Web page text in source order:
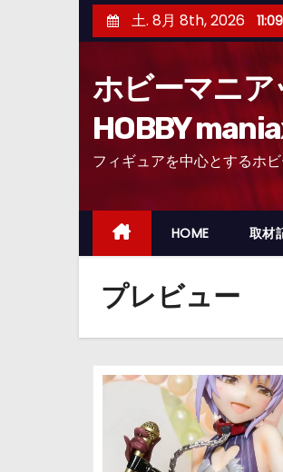
ン
ッ
土. 8月 8th, 2026
ホビーマニア
HOBBY
フィギュアを中心とするホ
HOME 取材
プレビュー